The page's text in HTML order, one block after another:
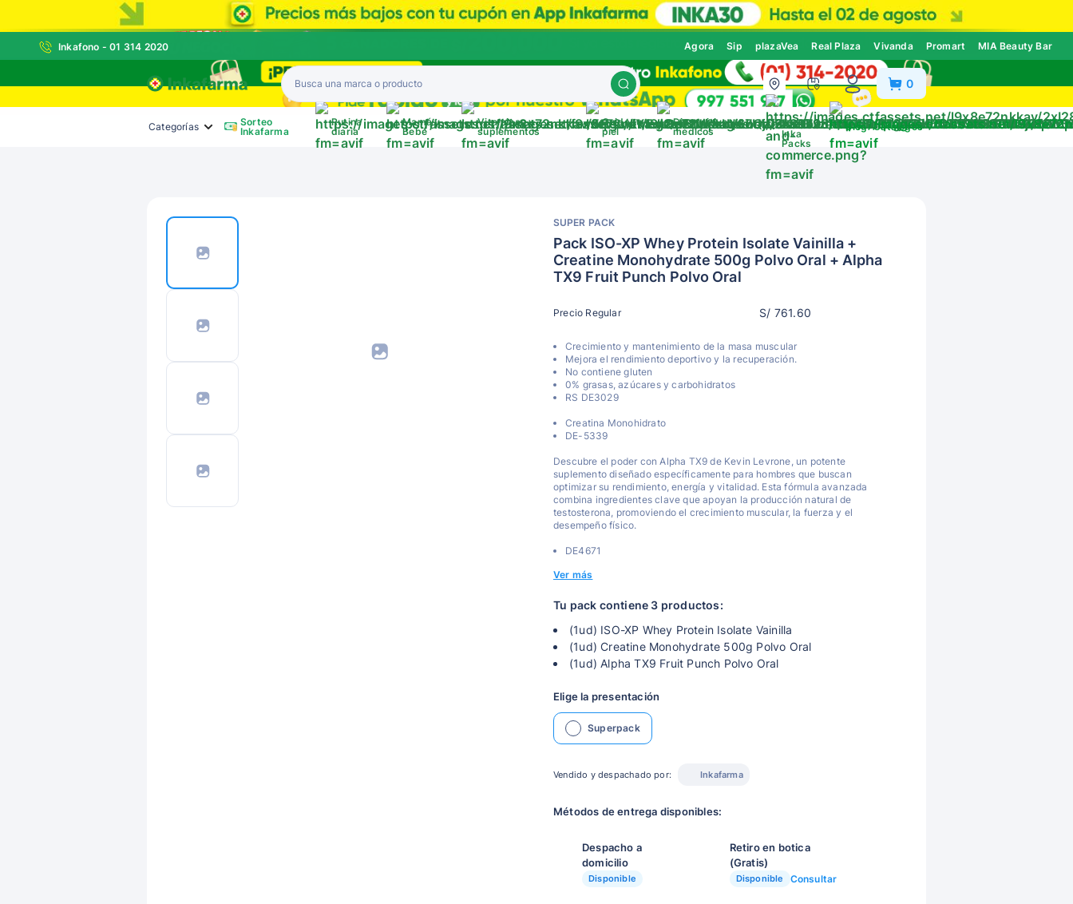
Inkafono - 01 314 2020 Agora Sip plazaVea Real Plaza Vivanda Promart MIA Beauty Bar
0
Categorías
Sorteo
Inkafarma
Rutina
diaria
Mamá y
Bebé
Vitaminas y
suplementos
Cuida tu
piel
Dispositivos
médicos
Inka
Packs
Blog Catálogos
SUPER PACK
Pack ISO-XP Whey Protein Isolate Vainilla +
Creatine Monohydrate 500g Polvo Oral + Alpha
TX9 Fruit Punch Polvo Oral
Precio Regular S/ 761.60
Crecimiento y mantenimiento de la masa muscular
Mejora el rendimiento deportivo y la recuperación.
No contiene gluten
0% grasas, azúcares y carbohidratos
RS DE3029
Creatina Monohidrato
DE-5339
Descubre el poder con Alpha TX9 de Kevin Levrone, un potente
suplemento diseñado específicamente para hombres que buscan
optimizar su rendimiento, energía y vitalidad. Esta fórmula avanzada
combina ingredientes clave que apoyan la producción natural de
testosterona, promoviendo el crecimiento muscular, la fuerza y el
desempeño físico.
DE4671
Ver más
Tu pack contiene 3 productos:
(1ud) ISO-XP Whey Protein Isolate Vainilla
(1ud) Creatine Monohydrate 500g Polvo Oral
(1ud) Alpha TX9 Fruit Punch Polvo Oral
Elige la presentación
Superpack
Vendido y despachado por: Inkafarma
Métodos de entrega disponibles:
Despacho a
domicilio
Disponible
Retiro en botica
(Gratis)
Disponible Consultar